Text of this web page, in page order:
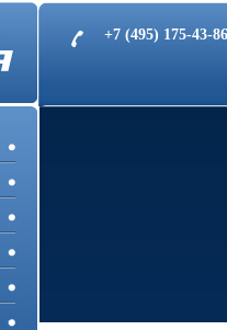
+7 (495) 175-43-